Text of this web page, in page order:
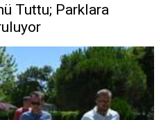
Tuttu; Parklara